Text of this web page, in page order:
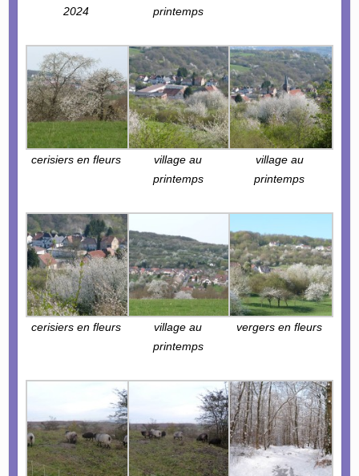
2024
printemps
cerisiers en fleurs
village au
printemps
village au
printemps
cerisiers en fleurs
village au
printemps
vergers en fleurs